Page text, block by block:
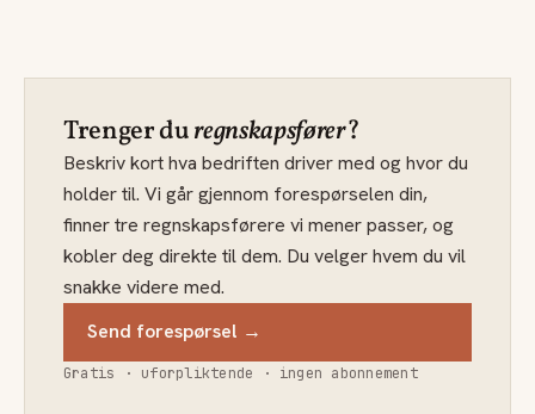
Trenger duregnskapsfører?
Beskriv kort hva bedriften driver med og hvor du
holder til. Vi går gjennom forespørselen din,
finner tre regnskapsførere vi mener passer, og
kobler deg direkte til dem. Du velger hvem du vil
snakke videre med.
Send forespørsel →
Gratis · uforpliktende · ingen abonnement